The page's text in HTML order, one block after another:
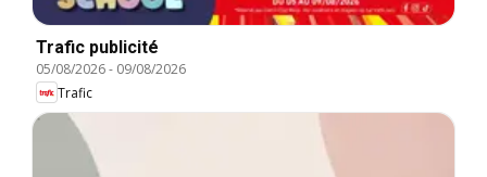
Trafic publicité
05/08/2026- 09/08/2026
Trafic